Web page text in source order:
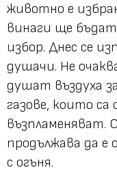
животно е
винаги ще
избор. Днес се
душачи. Не
душат въздуха
газове, които са
възпламеняват.
продължава да е
с огъня.